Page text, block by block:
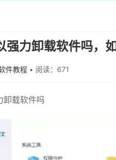
力卸载软件吗，
件教程 • 阅读：671
卸载软件吗